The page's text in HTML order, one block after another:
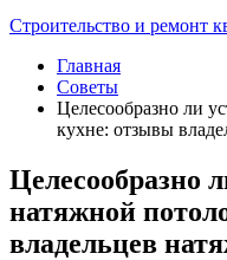
Строительство и ремонт
Главная
Советы
Целесообразно ли
кухне: отзывы
Целесообразно
натяжной
владельцев